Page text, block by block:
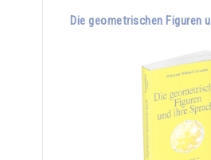
Die geometrischen Figuren